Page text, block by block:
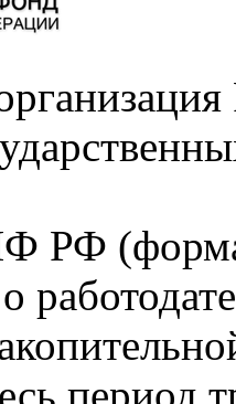
РФ
период